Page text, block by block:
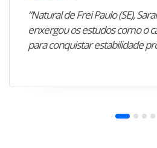
“Natural de Frei Paulo (SE),
enxergou os estudos como o
para conquistar estabilidade